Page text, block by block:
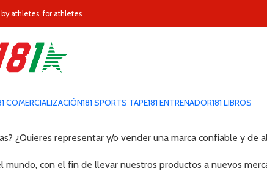
COMERCIALIZACIÓN181 SPORTS TAPE181 ENTRENADOR181 LIBROS
athletes, for athletes
Distribución
¿Quieres representar y/o vender una marca confiable y de
con el fin de llevar nuestros productos a nuevos